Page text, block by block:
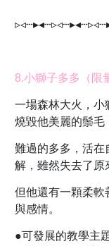
8.小獅子多多（限
一場森林大火，小
燒毀他美麗的鬃毛
難過的多多，活在
解，雖然失去了原
但他還有一顆柔軟
與感情。
●可發展的教學主